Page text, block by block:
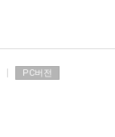
PC버전